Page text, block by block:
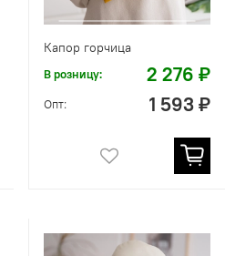
Капор горчица
В розницу: 2 276 ₽
Опт: 1 593 ₽